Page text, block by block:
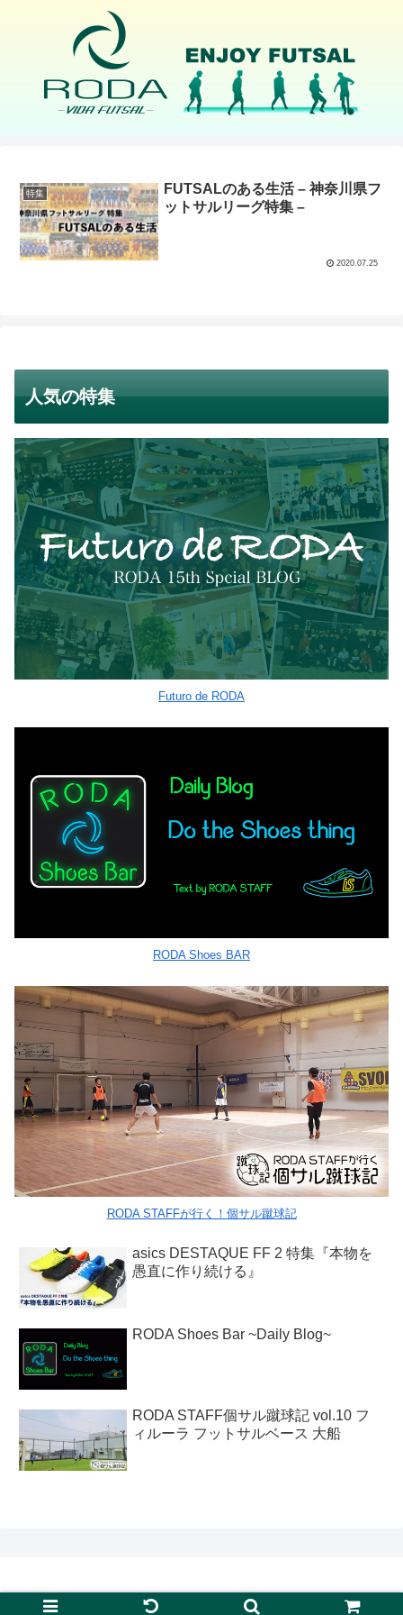
特集
FUTSALのある生活 – 神奈川県フ
ットサルリーグ特集 –
2020.07.25
人気の特集
Futuro de RODA
RODA Shoes BAR
RODA STAFFが行く！個サル蹴球記
asics DESTAQUE FF 2 特集『本物を
愚直に作り続ける』
RODA Shoes Bar ~Daily Blog~
RODA STAFF個サル蹴球記 vol.10 フ
ィルーラ フットサルベース 大船
Copyright © 2020 RODA